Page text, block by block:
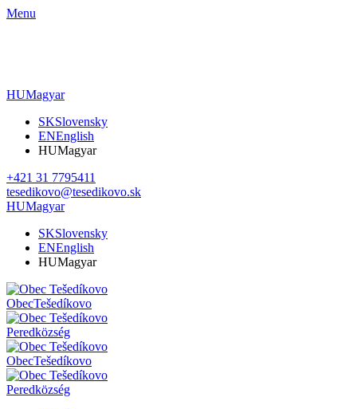
Menu
HUMagyar
SKSlovensky
ENEnglish
HUMagyar
+421 31 7795411
tesedikovo@tesedikovo.sk
HUMagyar
SKSlovensky
ENEnglish
HUMagyar
ObecTešedíkovo
Peredközség
ObecTešedíkovo
Peredközség